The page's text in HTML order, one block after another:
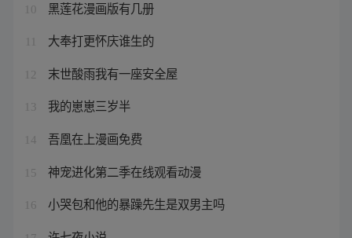
10 黑莲花漫画版有几册
大奉打更怀庆谁生的
12 末世酸雨我有一座安全屋
13 我的崽崽三岁半
14 吾凰在上漫画免费
15 神宠进化第二季在线观看动漫
16 小哭包和他的暴躁先生是双男主吗